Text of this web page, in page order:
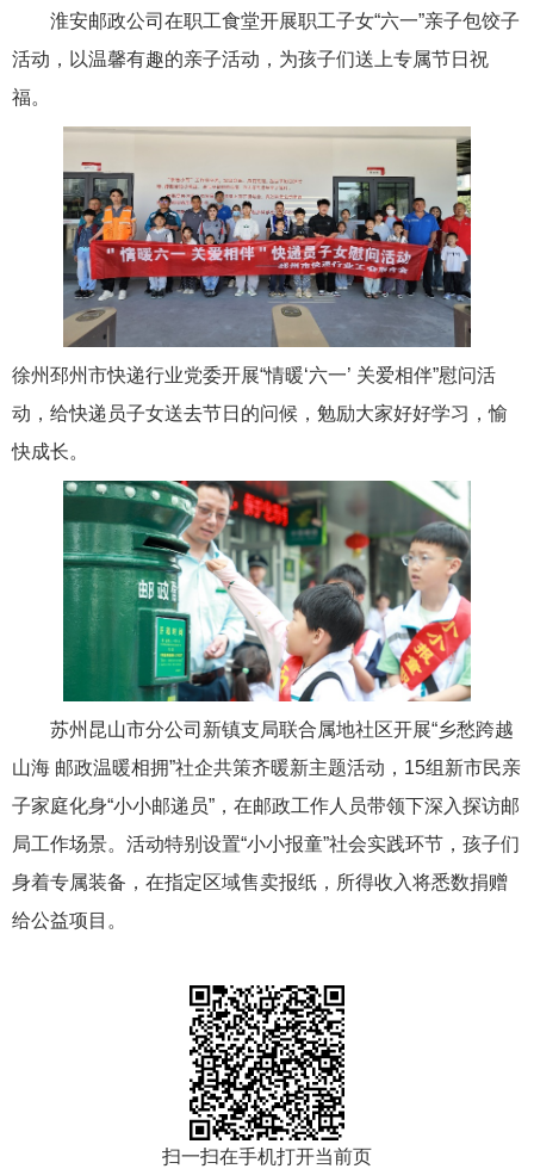
淮安邮政公司在职工食堂开展职工子女“六一”亲子包饺子
活动，以温馨有趣的亲子活动，为孩子们送上专属节日祝
福。
徐州邳州市快递行业党委开展“情暖‘六一’ 关爱相伴”慰问活
动，给快递员子女送去节日的问候，勉励大家好好学习，愉
快成长。
苏州昆山市分公司新镇支局联合属地社区开展“乡愁跨越
山海 邮政温暖相拥”社企共策齐暖新主题活动，15组新市民亲
子家庭化身“小小邮递员”，在邮政工作人员带领下深入探访邮
局工作场景。活动特别设置“小小报童”社会实践环节，孩子们
身着专属装备，在指定区域售卖报纸，所得收入将悉数捐赠
给公益项目。
扫一扫在手机打开当前页